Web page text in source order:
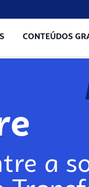
CONTEÚDOS
a